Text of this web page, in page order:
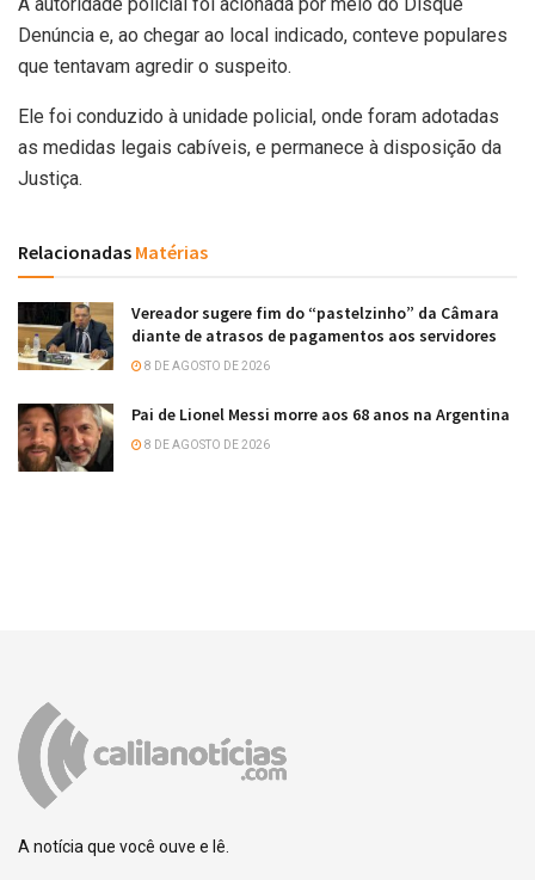
Denúncia e, ao chegar ao local indicado, conteve populares
que tentavam agredir o suspeito.
Ele foi conduzido à unidade policial, onde foram adotadas
as medidas legais cabíveis, e permanece à disposição da
Justiça.
Relacionadas Matérias
Vereador sugere fim do “pastelzinho” da Câmara
diante de atrasos de pagamentos aos servidores
8 DE AGOSTO DE 2026
Pai de Lionel Messi morre aos 68 anos na Argentina
8 DE AGOSTO DE 2026
A notícia que você ouve e lê.